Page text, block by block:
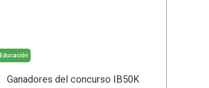
Educación
Ganadores del concurso IB50K